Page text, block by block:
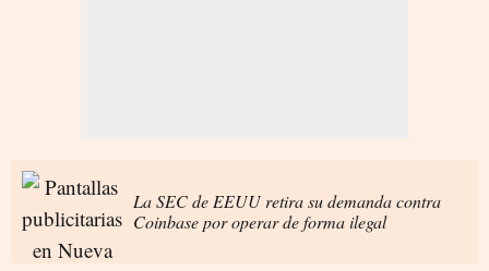
La SEC de EEUU retira su demanda contra
Coinbase por operar de forma ilegal